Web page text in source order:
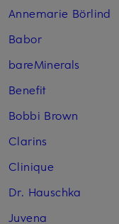
Annemarie Börlind
Babor
bareMinerals
Benefit
Bobbi Brown
Clarins
Clinique
Dr. Hauschka
Juvena